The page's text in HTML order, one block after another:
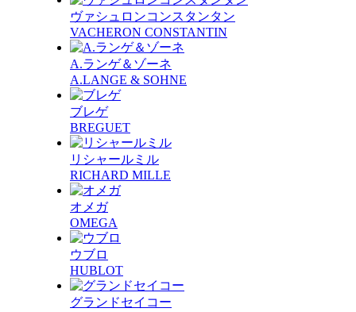
ヴァシュロンコンスタンタン
VACHERON CONSTANTIN
A.ランゲ＆ゾーネ
A.LANGE & SOHNE
ブレゲ
BREGUET
リシャールミル
RICHARD MILLE
オメガ
OMEGA
ウブロ
HUBLOT
グランドセイコー